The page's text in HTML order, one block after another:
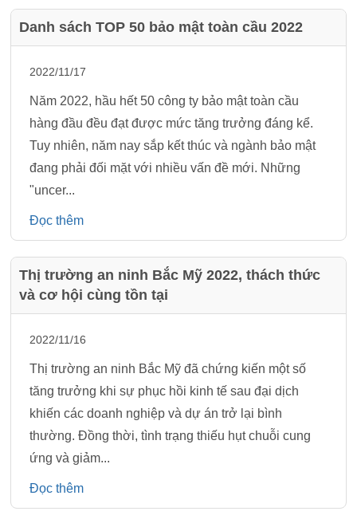
Danh sách TOP 50 bảo mật toàn cầu 2022
2022/11/17
Năm 2022, hầu hết 50 công ty bảo mật toàn cầu
hàng đầu đều đạt được mức tăng trưởng đáng kể.
Tuy nhiên, năm nay sắp kết thúc và ngành bảo mật
đang phải đối mặt với nhiều vấn đề mới. Những
"uncer...
Đọc thêm
Thị trường an ninh Bắc Mỹ 2022, thách thức
và cơ hội cùng tồn tại
2022/11/16
Thị trường an ninh Bắc Mỹ đã chứng kiến một số
tăng trưởng khi sự phục hồi kinh tế sau đại dịch
khiến các doanh nghiệp và dự án trở lại bình
thường. Đồng thời, tình trạng thiếu hụt chuỗi cung
ứng và giảm...
Đọc thêm